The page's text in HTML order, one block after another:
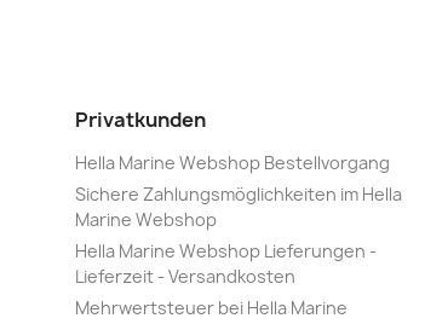
Privatkunden
Hella Marine Webshop Bestellvorgang
Sichere Zahlungsmöglichkeiten im Hella
Marine Webshop
Hella Marine Webshop Lieferungen -
Lieferzeit - Versandkosten
Mehrwertsteuer bei Hella Marine